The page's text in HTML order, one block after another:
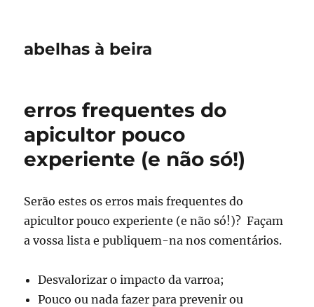
abelhas à beira
erros frequentes do
apicultor pouco
experiente (e não só!)
Serão estes os erros mais frequentes do
apicultor pouco experiente (e não só!)? Façam
a vossa lista e publiquem-na nos comentários.
Desvalorizar o impacto da varroa;
Pouco ou nada fazer para prevenir ou